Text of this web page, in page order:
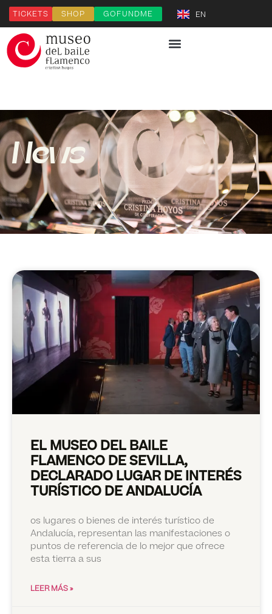
TICKETS SHOP GOFUNDME EN
News
EL MUSEO DEL BAILE
FLAMENCO DE SEVILLA,
DECLARADO LUGAR DE INTERÉS
TURÍSTICO DE ANDALUCÍA
os lugares o bienes de interés turístico de
Andalucía, representan las manifestaciones o
puntos de referencia de lo mejor que ofrece
esta tierra a sus
LEER MÁS »